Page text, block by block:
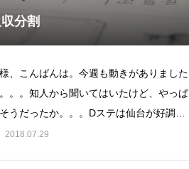
検定通過状況
分割
、こんばんは。今週も動きがありました
。。知人から聞いてはいたけど、やっぱ
うだったか。。。Dステは仙台が好調と
話をよく聞
2018.07.29